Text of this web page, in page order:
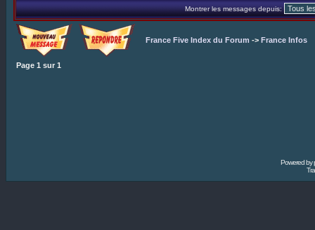
Montrer les messages depuis:
France Five Index du Forum -> France Infos
Page 1 sur 1
Powered by